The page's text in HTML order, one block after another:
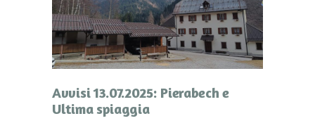
Avvisi 13.07.2025: Pierabech e
Ultima spiaggia